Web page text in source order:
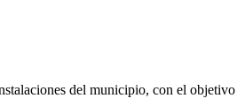
del municipio, con el